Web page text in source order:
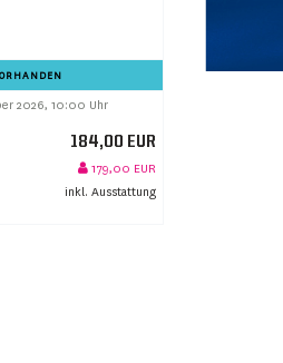
2026, 10:00 Uhr
184,00 EUR
179,00 EUR
inkl. Ausstattung